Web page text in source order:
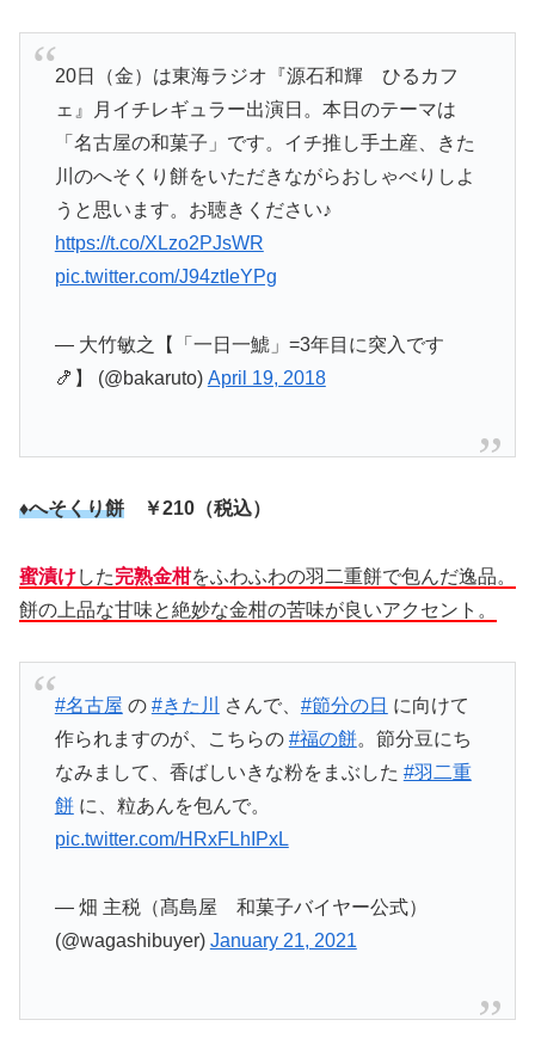
20日（金）は東海ラジオ『源石和輝 ひるカフ
ェ』月イチレギュラー出演日。本日のテーマは
「名古屋の和菓子」です。イチ推し手土産、きた
川のへそくり餅をいただきながらおしゃべりしよ
うと思います。お聴きください♪
https://t.co/XLzo2PJsWR
pic.twitter.com/J94ztIeYPg
— 大竹敏之【「一日一鯱」=3年目に突入です
🍤】 (@bakaruto) April 19, 2018
♦へそくり餅 ￥210（税込）
蜜漬けした完熟金柑をふわふわの羽二重餅で包んだ逸品。
餅の上品な甘味と絶妙な金柑の苦味が良いアクセント。
#名古屋 の #きた川 さんで、 #節分の日 に向けて
作られますのが、こちらの #福の餅。節分豆にち
なみまして、香ばしいきな粉をまぶした #羽二重
餅に、粒あんを包んで。
pic.twitter.com/HRxFLhIPxL
— 畑 主税（髙島屋 和菓子バイヤー公式）
(@wagashibuyer) January 21, 2021